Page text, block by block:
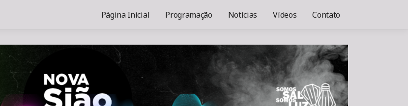
Página Inicial Programação Notícias Vídeos Contato